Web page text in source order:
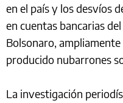
en el país y los desvíos
en cuentas bancarias
Bolsonaro,
producido nubarrones
La investigación